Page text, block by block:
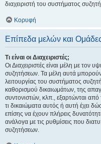
διαχειριστή του συστήματος
Κορυφή
Επίπεδα μελών και
Τι είναι οι Διαχειριστές;
Οι Διαχειριστές είναι μέλη με
συζητήσεων. Τα μέλη αυτά μπορούν
λειτουργίας του συστήματος
καθορισμού δικαιωμάτων, της
συντονιστών, κλπ., εξαρτώνται
τι δικαιώματα αυτός ή αυτή έχει
επίσης να έχουν πλήρεις
ανάλογα με τις ρυθμίσεις που
συζητήσεων.